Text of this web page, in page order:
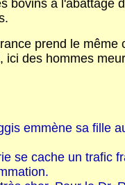
bovins à l'abattage
prend le même
des hommes
emmène sa fille
se cache un trafic